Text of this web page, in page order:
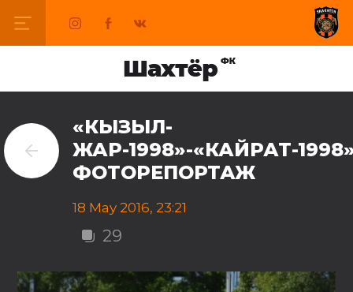
«КЫЗЫЛ-
ЖАР-1998»-«КАЙРАТ-
ФОТОРЕПОРТАЖ
18 May 2016, 23:21
29